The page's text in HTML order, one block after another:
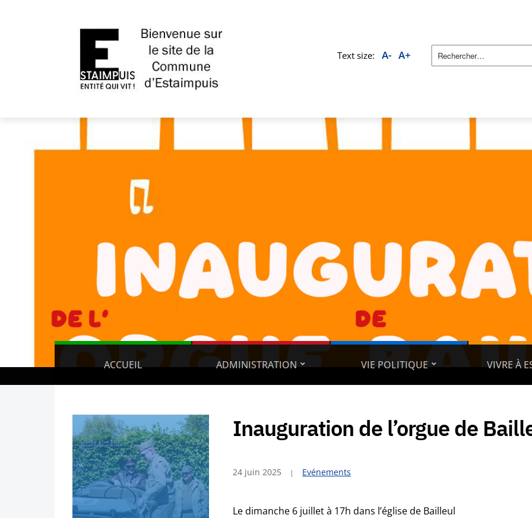
Text size: A- A+
ACCUEIL ADMINISTRATION VIE POLITIQUE VIVRE À
Inauguration de l’orgue de
24 juin 2025 Evénements
Le dimanche 6 juillet à 17h dans l’église de Bailleul